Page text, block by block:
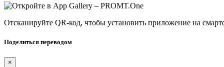
Отсканируйте QR-код, чтобы установить приложение на
Поделиться переводом
×